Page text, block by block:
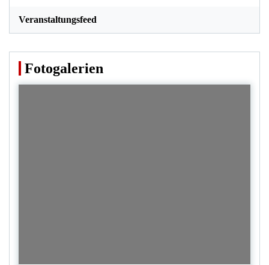
Veranstaltungsfeed
Fotogalerien